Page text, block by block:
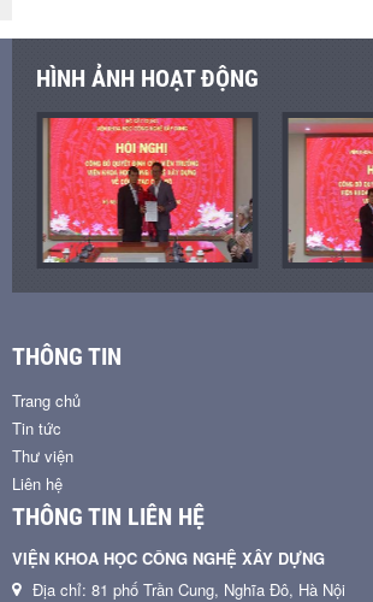
HÌNH ẢNH HOẠT ĐỘNG
THÔNG TIN
Trang chủ
Tin tức
Thư viện
Liên hệ
THÔNG TIN LIÊN HỆ
VIỆN KHOA HỌC CÔNG NGHỆ XÂY DỰNG
Địa chỉ: 81 phố Trần Cung, Nghĩa Đô, Hà Nội